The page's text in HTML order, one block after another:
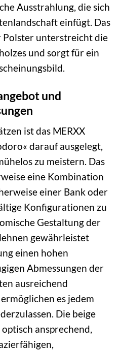
Ausstrahlung, die sich
einfügt. Das
Polster unterstreicht die
und sorgt für ein
und
ist das MERXX
darauf ausgelegt,
zu meistern. Das
eine Kombination
einer Bank oder
Konfigurationen zu
Gestaltung der
gewährleistet
einen hohen
Abmessungen der
ausreichend
es jedem
Die beige
ansprechend,